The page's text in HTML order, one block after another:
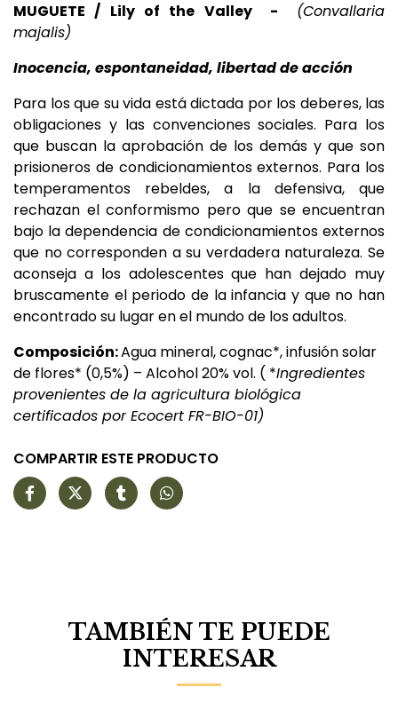
MUGUETE / Lily of the Valley - (Convallaria
majalis)
Inocencia, espontaneidad, libertad de acción
Para los que su vida está dictada por los deberes, las
obligaciones y las convenciones sociales. Para los
que buscan la aprobación de los demás y que son
prisioneros de condicionamientos externos. Para los
temperamentos rebeldes, a la defensiva, que
rechazan el conformismo pero que se encuentran
bajo la dependencia de condicionamientos externos
que no corresponden a su verdadera naturaleza. Se
aconseja a los adolescentes que han dejado muy
bruscamente el periodo de la infancia y que no han
encontrado su lugar en el mundo de los adultos.
Composición:Agua mineral, cognac*, infusión solar
de flores* (0,5%) – Alcohol 20% vol. ( *Ingredientes
provenientes de la agricultura biológica
certificados por Ecocert FR-BIO-01)
COMPARTIR ESTE PRODUCTO
TAMBIÉN TE PUEDE
INTERESAR